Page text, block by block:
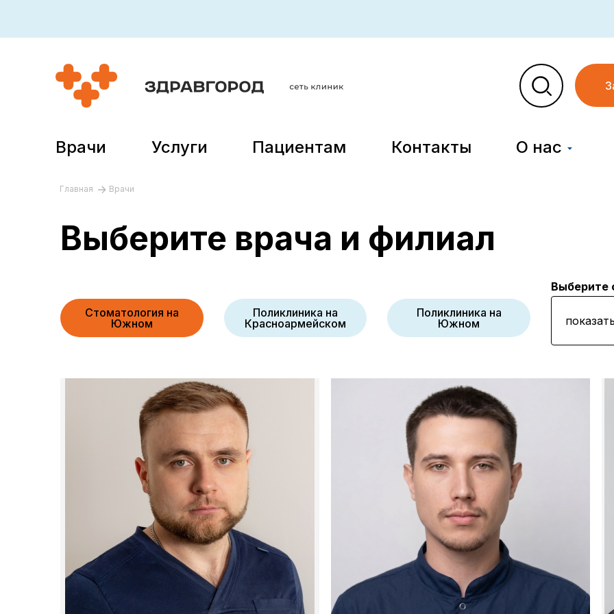
Врачи Услуги Пациентам Контакты О нас
Главная Врачи
Выберите врача и филиал
Стоматология на
Южном
Поликлиника на
Красноармейском
Поликлиника на
Южном
Выберите